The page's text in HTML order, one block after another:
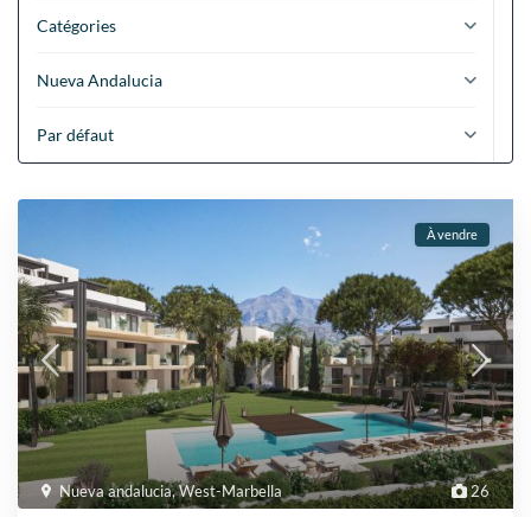
Catégories
Nueva Andalucia
Par défaut
26
Nueva andalucia,West-Marbella
À vendre